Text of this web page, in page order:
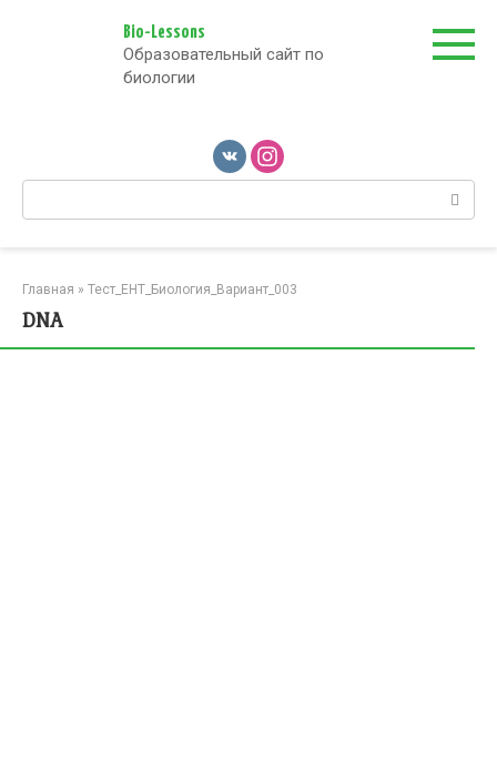
Bio-Lessons
Образовательный сайт по
биологии
Поиск:
Главная » Тест_ЕНТ_Биология_Вариант_003
DNA